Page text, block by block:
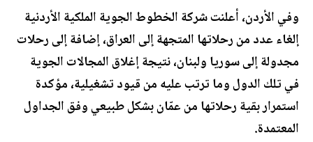
وفي الأردن، أعلنت شركة الخطوط الجوية الملكية الأردنية
إلغاء عدد من رحلاتها المتجهة إلى العراق، إضافة إلى رحلات
مجدولة إلى سوريا ولبنان، نتيجة إغلاق المجالات الجوية
في تلك الدول وما ترتب عليه من قيود تشغيلية، مؤكدة
استمرار بقية رحلاتها من عمّان بشكل طبيعي وفق الجداول
المعتمدة.